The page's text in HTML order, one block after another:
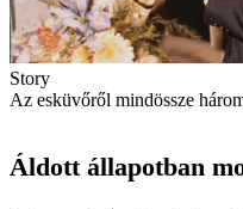
Story
Az esküvőről mindössze
Áldott állapotban